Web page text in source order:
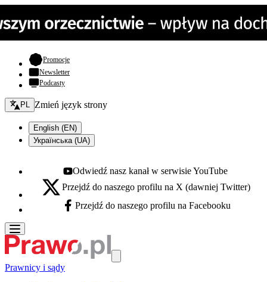
Promocje- otwiera się w nowej karcie
Newsletter
Podcasty
Zmień język - bieżący:
PL Zmień język strony
English (EN)
Українська (UA)
Youtube - otwiera się w nowej karcie
Odwiedź nasz kanał w serwisie YouTube
X - otwiera się w nowej karcie
Przejdź do naszego profilu na X (dawniej Twitter)
Facebook - otwiera się w nowej karcie
Przejdź do naszego profilu na Facebooku
Prawnicy i sądy